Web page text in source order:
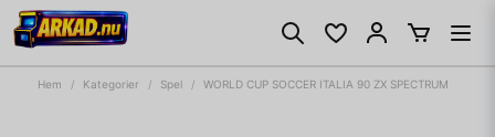
Hem Kategorier Spel WORLD CUP SOCCER ITALIA 90 ZX SPECTRUM